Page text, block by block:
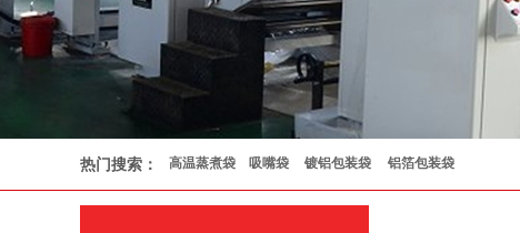
铝箔包装袋
高温蒸煮袋 镀铝包装袋
吸嘴袋
热门搜索：